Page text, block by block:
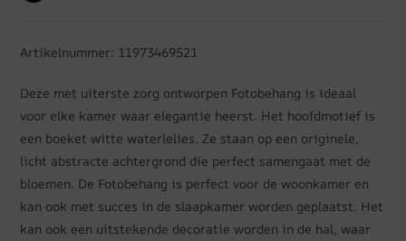
Artikelnummer: 11973469521
Deze met uiterste zorg ontworpen Fotobehang is ideaal
voor elke kamer waar elegantie heerst. Het hoofdmotief is
een boeket witte waterlelies. Ze staan op een originele,
licht abstracte achtergrond die perfect samengaat met de
bloemen. De Fotobehang is perfect voor de woonkamer en
kan ook met succes in de slaapkamer worden geplaatst. Het
kan ook een uitstekende decoratie worden in de hal, waar